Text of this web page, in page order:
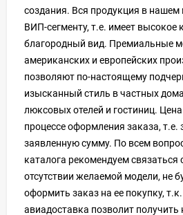
создания. Вся продукция в нашем
ВИП-сегменту, т.е. имеет высокое
благородный вид. Премиальные
американских и европейских
позволяют по-настоящему
изысканный стиль в частных
люксовых отелей и гостиниц.
процессе оформления заказа, т.е.
заявленную сумму. По всем
каталога рекомендуем
отсутствии желаемой модели, не
оформить заказ на ее покупку,
авиадоставка позволит